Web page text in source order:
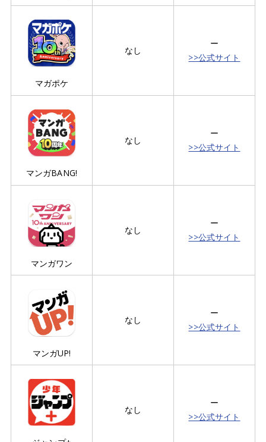
マガポケ
なし
ー
>>公式サイト
マンガBANG!
なし
ー
>>公式サイト
マンガワン
なし
ー
>>公式サイト
マンガUP!
なし
ー
>>公式サイト
なし
ー
>>公式サイト